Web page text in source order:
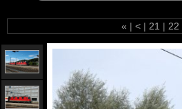
« | < | 21 | 22